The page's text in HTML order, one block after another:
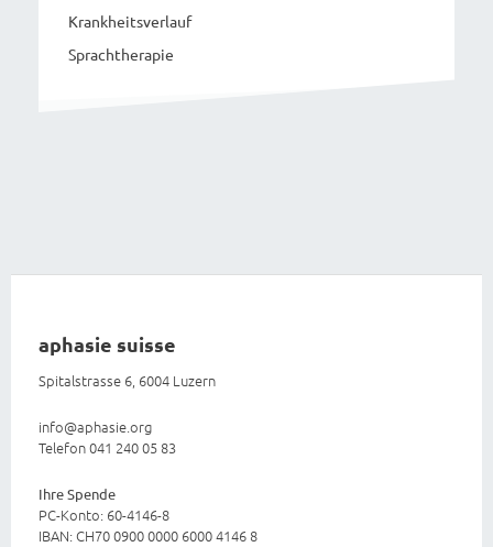
Krankheitsverlauf
Sprachtherapie
aphasie suisse
Spitalstrasse 6, 6004 Luzern
info@aphasie.org
Telefon 041 240 05 83
Ihre Spende
PC-Konto: 60-4146-8
IBAN: CH70 0900 0000 6000 4146 8